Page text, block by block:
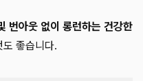
번아웃 없이 롱런하는 건강한
좋습니다.